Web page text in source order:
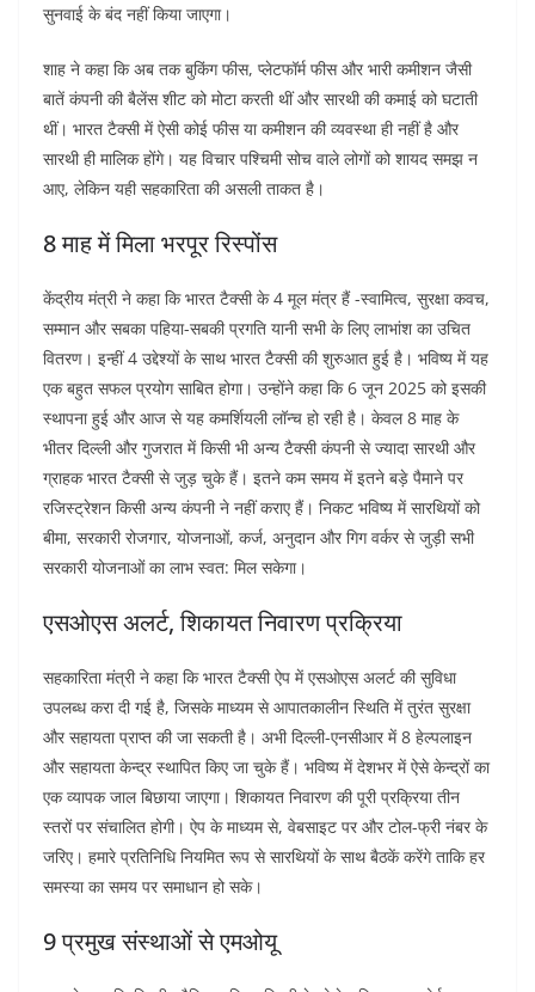
सुनवाई के बंद नहीं किया जाएगा।
शाह ने कहा कि अब तक बुकिंग फीस, प्लेटफॉर्म फीस और भारी कमीशन जैसी
बातें कंपनी की बैलेंस शीट को मोटा करती थीं और सारथी की कमाई को घटाती
थीं। भारत टैक्सी में ऐसी कोई फीस या कमीशन की व्यवस्था ही नहीं है और
सारथी ही मालिक होंगे। यह विचार पश्चिमी सोच वाले लोगों को शायद समझ न
आए, लेकिन यही सहकारिता की असली ताकत है।
8 माह में मिला भरपूर रिस्पोंस
केंद्रीय मंत्री ने कहा कि भारत टैक्सी के 4 मूल मंत्र हैं -स्वामित्व, सुरक्षा कवच,
सम्मान और सबका पहिया-सबकी प्रगति यानी सभी के लिए लाभांश का उचित
वितरण। इन्हीं 4 उद्देश्यों के साथ भारत टैक्सी की शुरुआत हुई है। भविष्य में यह
एक बहुत सफल प्रयोग साबित होगा। उन्होंने कहा कि 6 जून 2025 को इसकी
स्थापना हुई और आज से यह कमर्शियली लॉन्च हो रही है। केवल 8 माह के
भीतर दिल्ली और गुजरात में किसी भी अन्य टैक्सी कंपनी से ज्यादा सारथी और
ग्राहक भारत टैक्सी से जुड़ चुके हैं। इतने कम समय में इतने बड़े पैमाने पर
रजिस्ट्रेशन किसी अन्य कंपनी ने नहीं कराए हैं। निकट भविष्य में सारथियों को
बीमा, सरकारी रोजगार, योजनाओं, कर्ज, अनुदान और गिग वर्कर से जुड़ी सभी
सरकारी योजनाओं का लाभ स्वत: मिल सकेगा।
एसओएस अलर्ट, शिकायत निवारण प्रक्रिया
सहकारिता मंत्री ने कहा कि भारत टैक्सी ऐप में एसओएस अलर्ट की सुविधा
उपलब्ध करा दी गई है, जिसके माध्यम से आपातकालीन स्थिति में तुरंत सुरक्षा
और सहायता प्राप्त की जा सकती है। अभी दिल्ली-एनसीआर में 8 हेल्पलाइन
और सहायता केन्द्र स्थापित किए जा चुके हैं। भविष्य में देशभर में ऐसे केन्द्रों का
एक व्यापक जाल बिछाया जाएगा। शिकायत निवारण की पूरी प्रक्रिया तीन
स्तरों पर संचालित होगी। ऐप के माध्यम से, वेबसाइट पर और टोल-फ्री नंबर के
जरिए। हमारे प्रतिनिधि नियमित रूप से सारथियों के साथ बैठकें करेंगे ताकि हर
समस्या का समय पर समाधान हो सके।
9 प्रमुख संस्थाओं से एमओयू